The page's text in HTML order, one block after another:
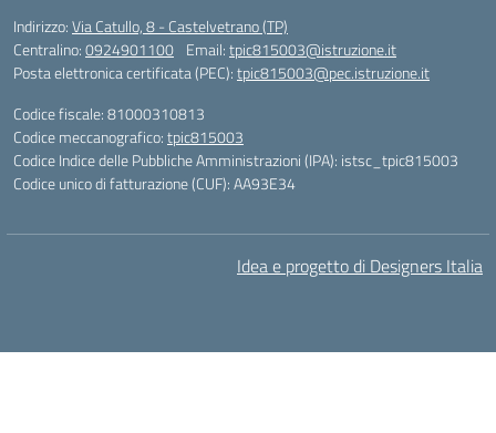
Indirizzo:Via Catullo, 8 - Castelvetrano (TP)
Centralino:0924901100 Email:tpic815003@istruzione.it
Posta elettronica certificata (PEC):tpic815003@pec.istruzione.it
Codice fiscale: 81000310813
Codice meccanografico:tpic815003
Codice Indice delle Pubbliche Amministrazioni (IPA): istsc_tpic815003
Codice unico di fatturazione (CUF): AA93E34
Idea e progetto di Designers Italia